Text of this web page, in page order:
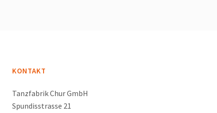
KONTAKT
Tanzfabrik Chur GmbH
Spundisstrasse 21